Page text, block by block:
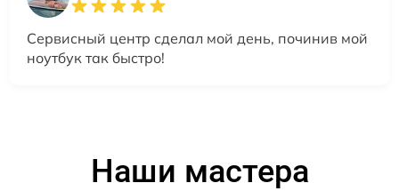
Сервисный центр сделал мой день, починив мой
ноутбук так быстро!
Наши мастера